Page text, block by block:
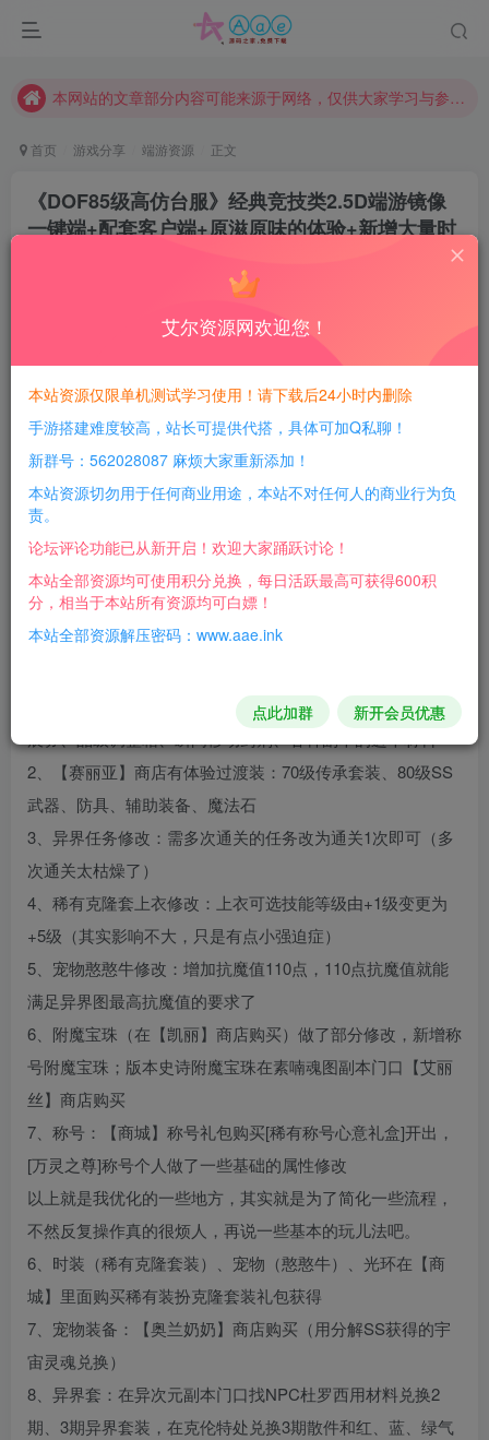
请勿相信任何评论区广告！以免上当受骗！
本站评论功能已从新开启！欢迎大家踊跃讨论！（用户每日活跃可得积分数量增加至600，加速获得更多免费资源！）
现在赞助会员享受专属折扣，详情点击此条公告。
首页 游戏分享 端游资源 正文
《DOF85级高仿台服》经典竞技类2.5D端游镜像
一键端+配套客户端+原滋原味的体验+新增大量时
52
每日活跃最高可获得600积分！所有资源可以使用
积分免费兑换！
游戏介绍：
友们可以选择入手。
这个版本我上手感觉是很舒服的，只是本人还是挺手残的，
当年干不掉的魂远古图现在还是干不掉，真的是有点尴尬，
不过要得就是这种原滋原味的感觉，挺舒服的。
1、【赛丽亚】商店有升级经验书、强化/增幅书、物品栏扩
展券、品级调整箱、瞬间移动药剂、各种副本的进本材料
2、【赛丽亚】商店有体验过渡装：70级传承套装、80级SS
武器、防具、辅助装备、魔法石
3、异界任务修改：需多次通关的任务改为通关1次即可（多
次通关太枯燥了）
4、稀有克隆套上衣修改：上衣可选技能等级由+1级变更为
+5级（其实影响不大，只是有点小强迫症）
5、宠物憨憨牛修改：增加抗魔值110点，110点抗魔值就能
满足异界图最高抗魔值的要求了
6、附魔宝珠（在【凯丽】商店购买）做了部分修改，新增称
号附魔宝珠；版本史诗附魔宝珠在素喃魂图副本门口【艾丽
丝】商店购买
7、称号：【商城】称号礼包购买[稀有称号心意礼盒]开出，
[万灵之尊]称号个人做了一些基础的属性修改
以上就是我优化的一些地方，其实就是为了简化一些流程，
不然反复操作真的很烦人，再说一些基本的玩儿法吧。
6、时装（稀有克隆套装）、宠物（憨憨牛）、光环在【商
城】里面购买稀有装扮克隆套装礼包获得
7、宠物装备：【奥兰奶奶】商店购买（用分解SS获得的宇
宙灵魂兑换）
8、异界套：在异次元副本门口找NPC杜罗西用材料兑换2
期、3期异界套装，在克伦特处兑换3期散件和红、蓝、绿气
艾尔资源网欢迎您！
本站资源仅限单机测试学习使用！请下载后24小时内删除
手游搭建难度较高，站长可提供代搭，具体可加Q私聊！
新群号：562028087 麻烦大家重新添加！
本站资源切勿用于任何商业用途，本站不对任何人的商业行为负
责。
论坛评论功能已从新开启！欢迎大家踊跃讨论！
本站全部资源均可使用积分兑换，每日活跃最高可获得600积
分，相当于本站所有资源均可白嫖！
本站全部资源解压密码：www.aae.ink
点此加群 新开会员优惠